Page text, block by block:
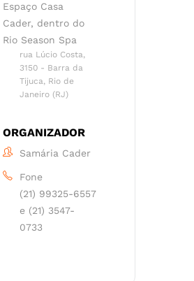
Espaço Casa
Cader, dentro do
Rio Season Spa
rua Lúcio Costa,
3150 - Barra da
Tijuca, Rio de
Janeiro (RJ)
ORGANIZADOR
Samária Cader
Fone
(21) 99325-6557
e (21) 3547-
0733